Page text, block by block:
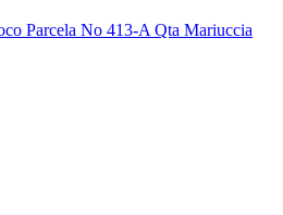
Parcela No 413-A Qta Mariuccia